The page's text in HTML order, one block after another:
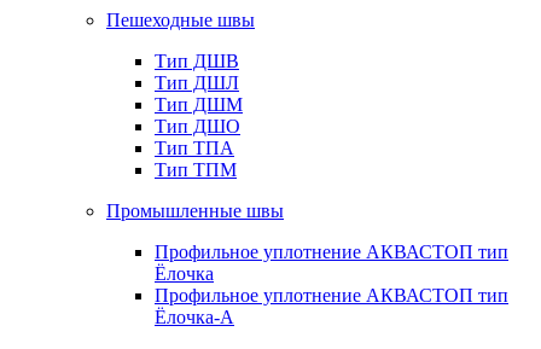
Пешеходные швы
Тип ДШВ
Тип ДШЛ
Тип ДШМ
Тип ДШО
Тип ТПА
Тип ТПМ
Промышленные швы
Профильное уплотнение АКВАСТОП тип
Ёлочка
Профильное уплотнение АКВАСТОП тип
Ёлочка-А